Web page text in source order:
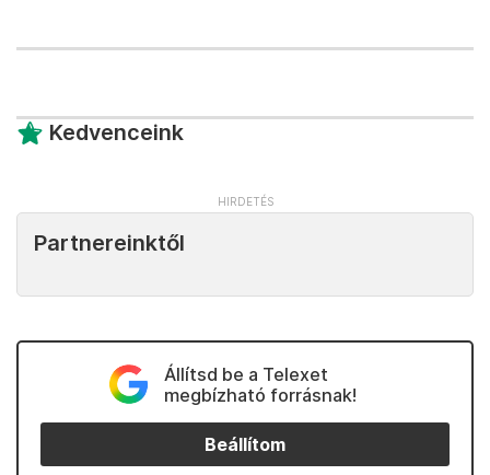
Kedvenceink
Partnereinktől
Állítsd be a Telexet
megbízható forrásnak!
Beállítom